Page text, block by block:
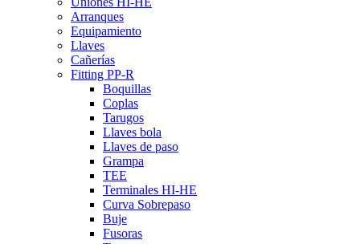
Arranques
Equipamiento
Llaves
Cañerías
Fitting PP-R
Boquillas
Coplas
Tarugos
Llaves bola
Llaves de paso
Grampa
TEE
Terminales HI-HE
Curva Sobrepaso
Buje
Fusoras